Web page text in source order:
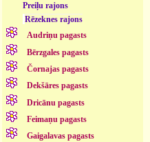
Preiļu rajons
Rēzeknes rajons
Audriņu pagasts
Bērzgales pagasts
Čornajas pagasts
Dekšāres pagasts
Dricānu pagasts
Feimaņu pagasts
Gaigalavas pagasts